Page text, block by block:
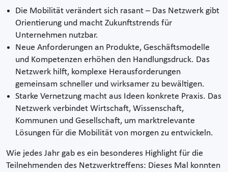
Die Mobilität verändert sich rasant – Das Netzwerk gibt
Orientierung und macht Zukunftstrends für
Unternehmen nutzbar.
Neue Anforderungen an Produkte, Geschäftsmodelle
und Kompetenzen erhöhen den Handlungsdruck. Das
Netzwerk hilft, komplexe Herausforderungen
gemeinsam schneller und wirksamer zu bewältigen.
Starke Vernetzung macht aus Ideen konkrete Praxis. Das
Netzwerk verbindet Wirtschaft, Wissenschaft,
Kommunen und Gesellschaft, um marktrelevante
Lösungen für die Mobilität von morgen zu entwickeln.
Wie jedes Jahr gab es ein besonderes Highlight für die
Teilnehmenden des Netzwerktreffens: Dieses Mal konnten